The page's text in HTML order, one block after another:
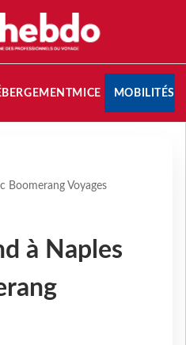
MICE MOBILITÉS
Boomerang Voyages
à Naples